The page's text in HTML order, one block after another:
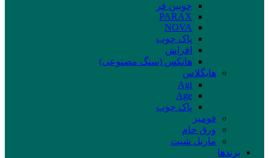
چوبین فر
PARAX
NOVA
پاک چوب
افراش
هانکس (سنگ مصنوعی)
هایگلاس
Agt
Age
پاک چوب
فومیز
ورق خام
ماربل شیت
برند‌ها